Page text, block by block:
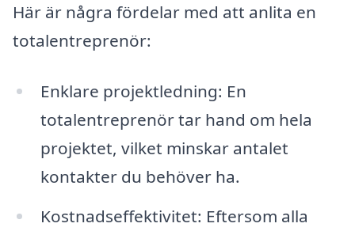
Här är några fördelar med att anlita en
totalentreprenör:
Enklare projektledning: En
totalentreprenör tar hand om hela
projektet, vilket minskar antalet
kontakter du behöver ha.
Kostnadseffektivitet: Eftersom alla